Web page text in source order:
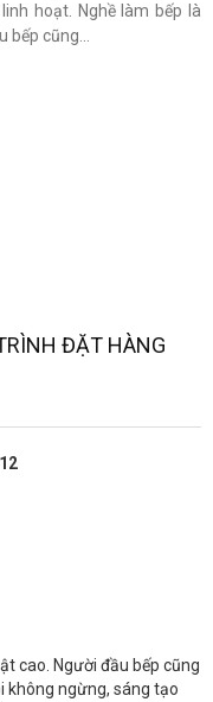
hoạt. Nghề làm bếp là
bếp cũng...
ĐẶT HÀNG
cao. Người đầu bếp cũng
không ngừng, sáng tạo